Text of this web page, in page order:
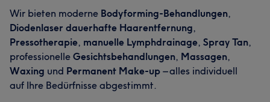
Wir bieten moderne Bodyforming-Behandlungen,
Diodenlaser dauerhafte Haarentfernung,
Pressotherapie, manuelle Lymphdrainage, Spray Tan,
professionelle Gesichtsbehandlungen, Massagen,
Waxing und Permanent Make-up – alles individuell
auf Ihre Bedürfnisse abgestimmt.